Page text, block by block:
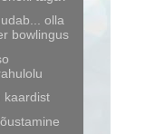
olla
bowlingus
kaardist